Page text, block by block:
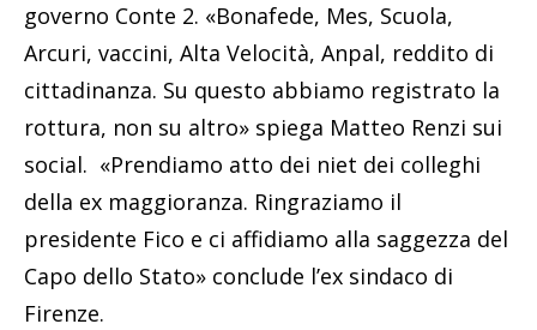
governo Conte 2. «Bonafede, Mes, Scuola,
Arcuri, vaccini, Alta Velocità, Anpal, reddito di
cittadinanza. Su questo abbiamo registrato la
rottura, non su altro» spiega Matteo Renzi sui
social. «Prendiamo atto dei niet dei colleghi
della ex maggioranza. Ringraziamo il
presidente Fico e ci affidiamo alla saggezza del
Capo dello Stato» conclude l’ex sindaco di
Firenze.